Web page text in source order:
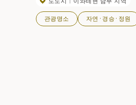
관광명소 자연·경승·정원